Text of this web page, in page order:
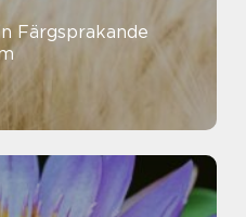
Färgsprakande